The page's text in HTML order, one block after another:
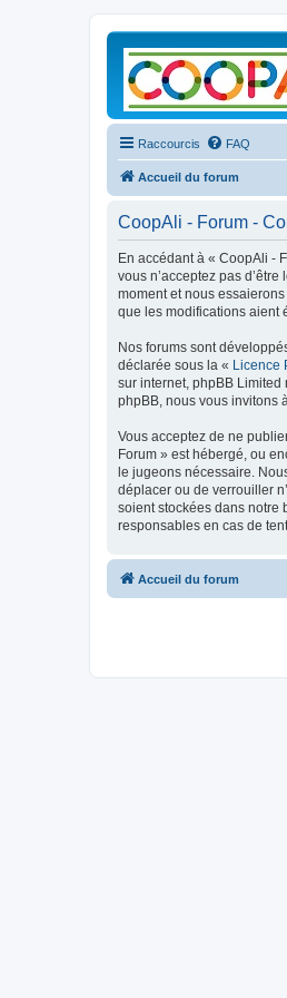
Raccourcis FAQ
Accueil du forum
CoopAli - Forum -
En accédant à « CoopAli -
vous n’acceptez pas
moment et nous
que les modifications aient
Nos forums sont
déclarée sous la « Licence
sur internet, phpBB Limited
phpBB, nous vous invitons
Vous acceptez de ne
Forum » est hébergé, ou
le jugeons nécessaire.
déplacer ou de verrouiller
soient stockées dans notre
responsables en cas de
Accueil du forum